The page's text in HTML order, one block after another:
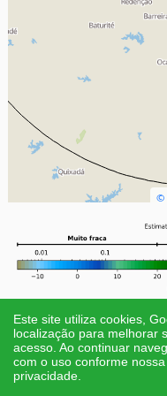
©
Desenvolvido por
Este site utiliza cookies,
localização para melhorar
acesso. Ao continuar
com o uso conforme
privacidade.